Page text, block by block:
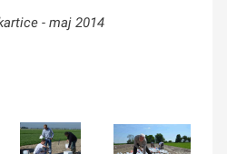
- maj 2014